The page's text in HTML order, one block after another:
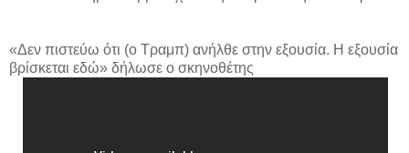
«Δεν πιστεύω ότι (ο Τραμπ) ανήλθε στην εξουσία. Η εξουσία
βρίσκεται εδώ» δήλωσε ο σκηνοθέτης